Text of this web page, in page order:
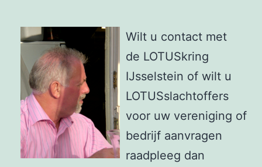
Wilt u contact met
de LOTUSkring
IJsselstein of wilt u
LOTUSslachtoffers
voor uw vereniging of
bedrijf aanvragen
raadpleeg dan